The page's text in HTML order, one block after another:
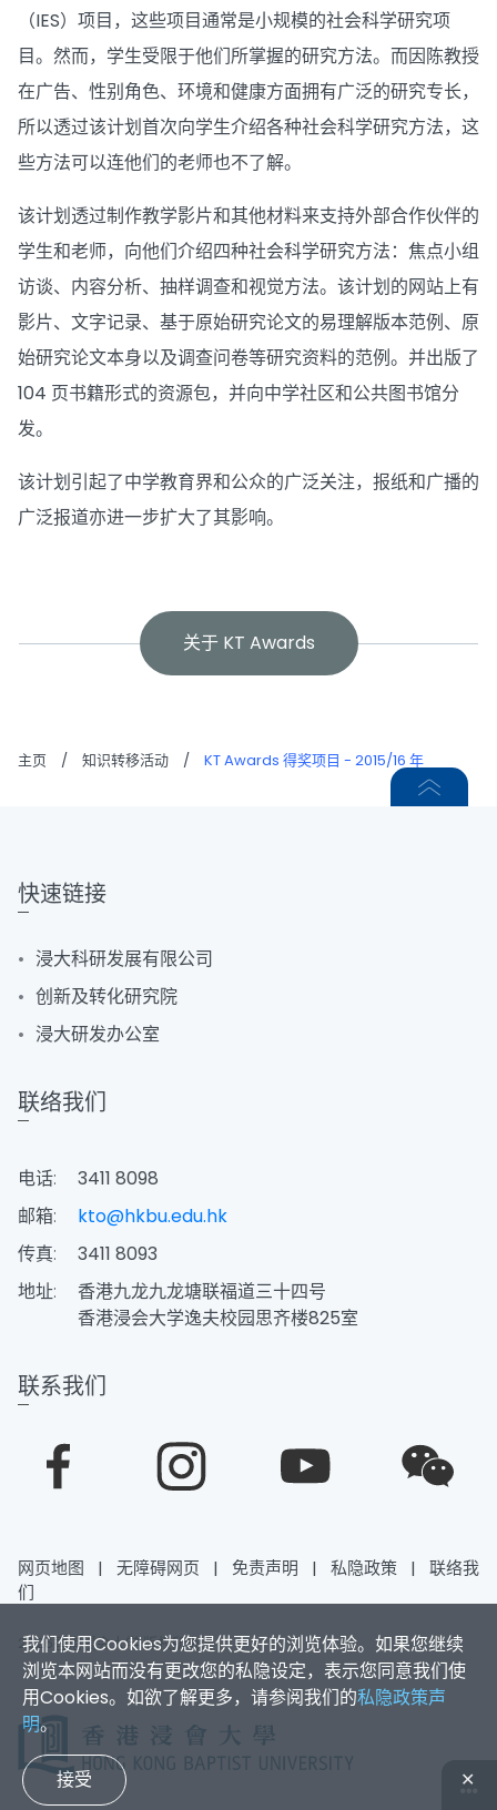
（IES）项目，这些项目通常是小规模的社会科学研究项
目。然而，学生受限于他们所掌握的研究方法。而因陈教授
在广告、性别角色、环境和健康方面拥有广泛的研究专长，
所以透过该计划首次向学生介绍各种社会科学研究方法，这
些方法可以连他们的老师也不了解。
该计划透过制作教学影片和其他材料来支持外部合作伙伴的
学生和老师，向他们介绍四种社会科学研究方法：焦点小组
访谈、内容分析、抽样调查和视觉方法。该计划的网站上有
影片、文字记录、基于原始研究论文的易理解版本范例、原
始研究论文本身以及调查问卷等研究资料的范例。并出版了
104 页书籍形式的资源包，并向中学社区和公共图书馆分
发。
该计划引起了中学教育界和公众的广泛关注，报纸和广播的
广泛报道亦进一步扩大了其影响。
关于 KT Awards
主页 / 知识转移活动 / KT Awards 得奖项目 - 2015/16 年
我们使用Cookies为您提供更好的浏览体验。如果您继续
浏览本网站而没有更改您的私隐设定，表示您同意我们使
用Cookies。如欲了解更多，请参阅我们的私隐政策声
明。
接受 ✕
快速链接
浸大科研发展有限公司
创新及转化研究院
浸大研发办公室
联络我们
电话:
3411 8098
邮箱:
kto@hkbu.edu.hk
传真:
3411 8093
地址:
香港九龙九龙塘联福道三十四号
香港浸会大学逸夫校园思齐楼825室
联系我们
网页地图 | 无障碍网页 | 免责声明 | 私隐政策 |
联络我
们
2026香港浸会大学 版权所有